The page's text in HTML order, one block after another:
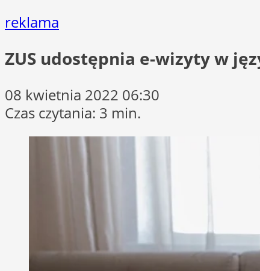
reklama
ZUS udostępnia e-wizyty w
08 kwietnia 2022 06:30
Czas czytania: 3 min.